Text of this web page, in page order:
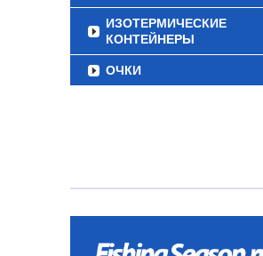
ИЗОТЕРМИЧЕСКИЕ
КОНТЕЙНЕРЫ
ОЧКИ